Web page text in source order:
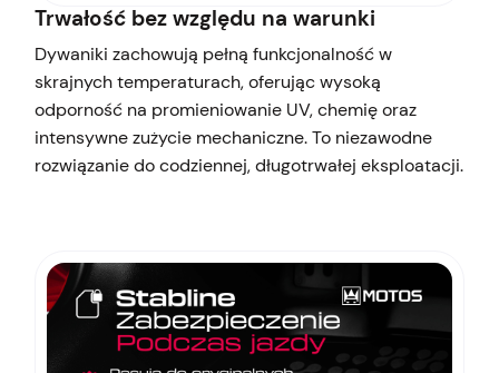
Trwałość bez względu na warunki
Dywaniki zachowują pełną funkcjonalność w
skrajnych temperaturach, oferując wysoką
odporność na promieniowanie UV, chemię oraz
intensywne zużycie mechaniczne. To niezawodne
rozwiązanie do codziennej, długotrwałej eksploatacji.